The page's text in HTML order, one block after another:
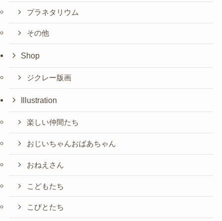
プラネタリウム
その他
Shop
ジクレー版画
Illustration
楽しい仲間たち
おじいちゃんおばあちゃん
おねえさん
こどもたち
こびとたち